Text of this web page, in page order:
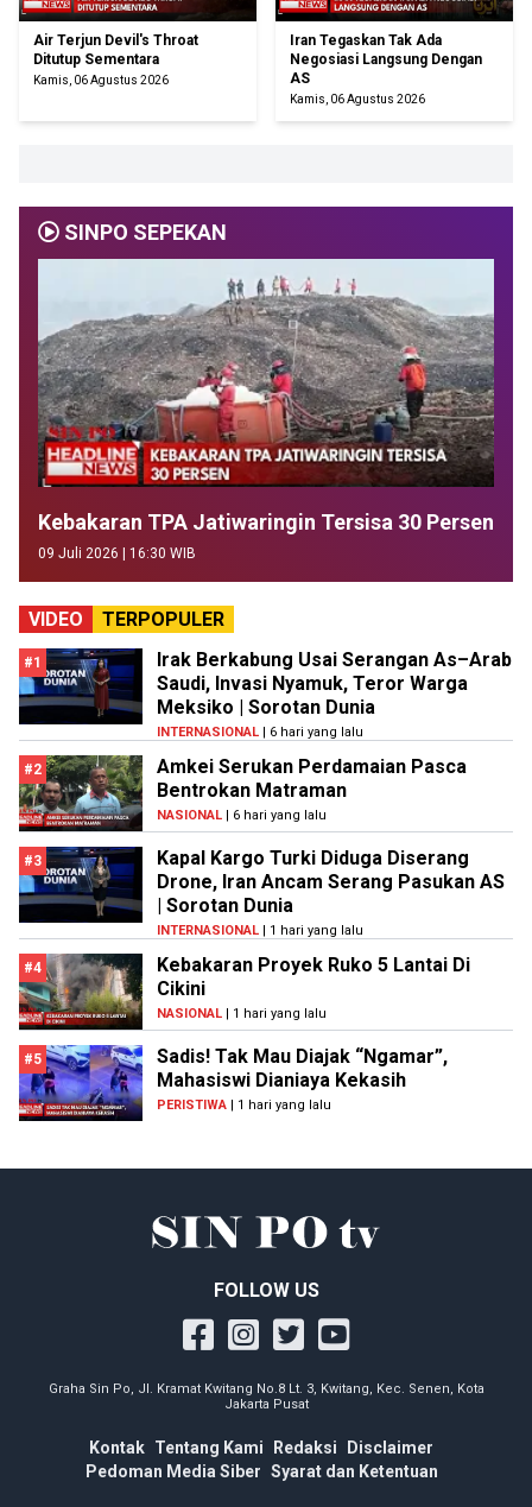
Air Terjun Devil's Throat
Ditutup Sementara
Kamis, 06 Agustus 2026
Iran Tegaskan Tak Ada
Negosiasi Langsung Dengan
AS
Kamis, 06 Agustus 2026
SINPO SEPEKAN
Kebakaran TPA Jatiwaringin Tersisa 30 Persen
09 Juli 2026 | 16:30 WIB
VIDEO TERPOPULER
#1
Irak Berkabung Usai Serangan As–Arab
Saudi, Invasi Nyamuk, Teror Warga
Meksiko | Sorotan Dunia
INTERNASIONAL | 6 hari yang lalu
#2
Amkei Serukan Perdamaian Pasca
Bentrokan Matraman
NASIONAL | 6 hari yang lalu
#3
Kapal Kargo Turki Diduga Diserang
Drone, Iran Ancam Serang Pasukan AS
| Sorotan Dunia
INTERNASIONAL | 1 hari yang lalu
#4
Kebakaran Proyek Ruko 5 Lantai Di
Cikini
NASIONAL | 1 hari yang lalu
#5
Sadis! Tak Mau Diajak “Ngamar”,
Mahasiswi Dianiaya Kekasih
PERISTIWA | 1 hari yang lalu
FOLLOW US
Graha Sin Po, Jl. Kramat Kwitang No.8 Lt. 3, Kwitang, Kec. Senen, Kota
Jakarta Pusat
Kontak Tentang Kami Redaksi
Disclaimer
Pedoman Media Siber Syarat dan Ketentuan